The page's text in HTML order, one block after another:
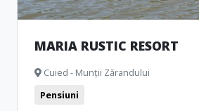
MARIA RUSTIC RESORT
Cuied - Munții Zărandului
Pensiuni